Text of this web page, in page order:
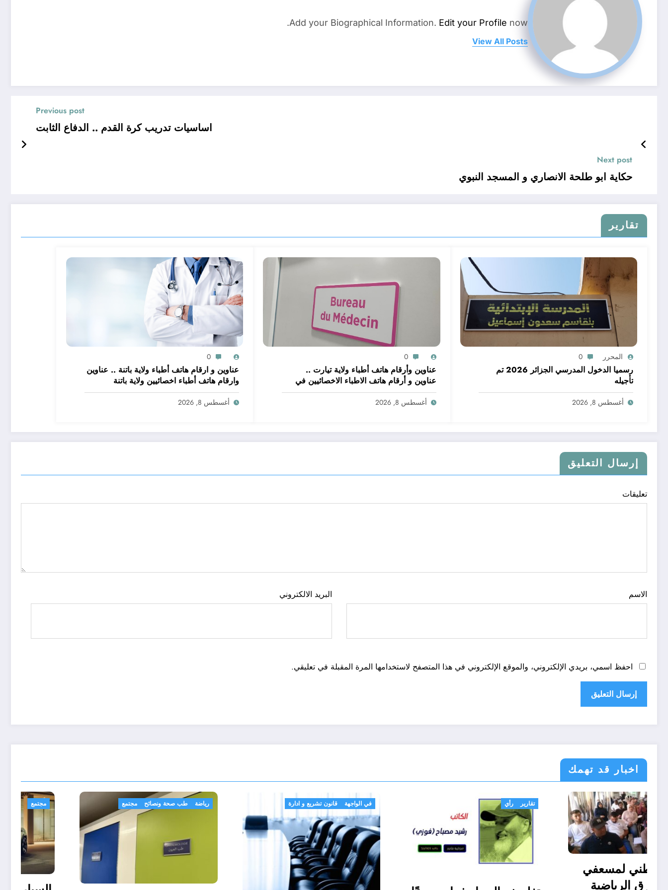
Add your Biographical Information. Edit your Profile now.
View All Posts
Previous post
اساسيات تدريب كرة القدم .. الدفاع الثابت
Next post
حكاية ابو طلحة الانصاري و المسجد النبوي
تقارير
المحرر 0
رسميا الدخول المدرسي الجزائر 2026 تم
تأجيله
أغسطس 8, 2026
0
عناوين وأرقام هاتف أطباء ولاية تيارت ..
عناوين و أرقام هاتف الاطباء الاخصائيين في
ولاية تيارت
أغسطس 8, 2026
0
عناوين و ارقام هاتف أطباء ولاية باتنة .. عناوين
وارقام هاتف أطباء اخصائيين ولاية باتنة
أغسطس 8, 2026
إرسال التعليق
تعليقات
الاسم البريد الالكتروني
احفظ اسمي، بريدي الإلكتروني، والموقع الإلكتروني في هذا المتصفح لاستخدامها المرة المقبلة في تعليقي.
اخبار قد تهمك
رياضة طب صحة ونصائح في الواجهة رياضة
التربص الوطني لمسعفي
الأندية والفرق الرياضية